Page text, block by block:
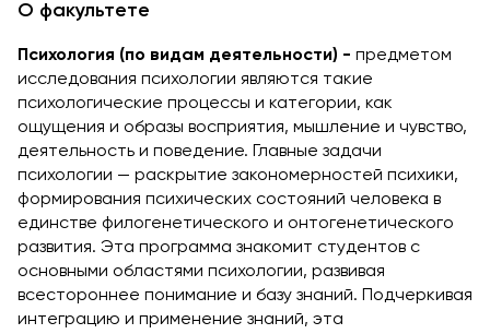
О факультете
Психология (по видам деятельности) - предметом
исследования психологии являются такие
психологические процессы и категории, как
ощущения и образы восприятия, мышление и чувство,
деятельность и поведение. Главные задачи
психологии — раскрытие закономерностей психики,
формирования психических состояний человека в
единстве филогенетического и онтогенетического
развития. Эта программа знакомит студентов с
основными областями психологии, развивая
всестороннее понимание и базу знаний. Подчеркивая
интеграцию и применение знаний, эта